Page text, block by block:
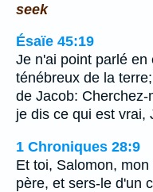
seek
Ésaïe 45:19
Je n'ai point parlé en
ténébreux de la
de Jacob:
je dis ce qui est vrai,
1 Chroniques 28:9
Et toi, Salomon,
père, et sers-le d'un